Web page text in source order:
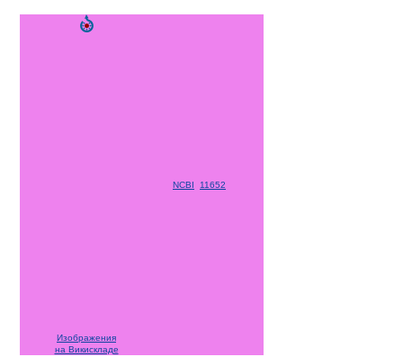
Изображения
на Викискладе
NCBI 11652